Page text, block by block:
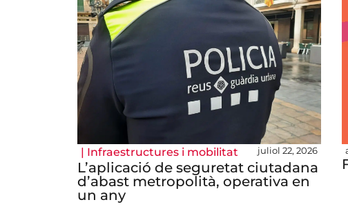
| Infraestructures i mobilitat juliol 22, 2026
L’aplicació de seguretat ciutadana
d’abast metropolità, operativa en
un any